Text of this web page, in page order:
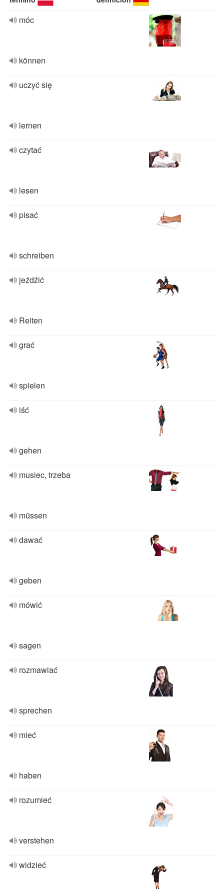
móc
können
uczyć się
lernen
czytać
lesen
pisać
schreiben
jeźdźić
Reiten
grać
spielen
iść
gehen
musiec, trzeba
müssen
dawać
geben
mówić
sagen
rozmawiać
sprechen
mieć
haben
rozumieć
verstehen
widzieć